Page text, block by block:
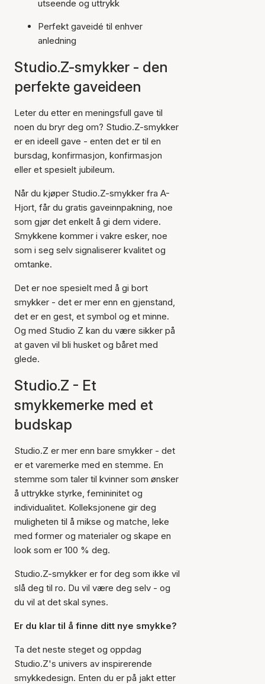
utseende og uttrykk
Perfekt gaveidé til enhver
anledning
Studio.Z-smykker - den
perfekte gaveideen
Leter du etter en meningsfull gave til
noen du bryr deg om? Studio.Z-smykker
er en ideell gave - enten det er til en
bursdag, konfirmasjon, konfirmasjon
eller et spesielt jubileum.
Når du kjøper Studio.Z-smykker fra A-
Hjort, får du gratis gaveinnpakning, noe
som gjør det enkelt å gi dem videre.
Smykkene kommer i vakre esker, noe
som i seg selv signaliserer kvalitet og
omtanke.
Det er noe spesielt med å gi bort
smykker - det er mer enn en gjenstand,
det er en gest, et symbol og et minne.
Og med Studio Z kan du være sikker på
at gaven vil bli husket og båret med
glede.
Studio.Z - Et
smykkemerke med et
budskap
Studio.Z er mer enn bare smykker - det
er et varemerke med en stemme. En
stemme som taler til kvinner som ønsker
å uttrykke styrke, femininitet og
individualitet. Kolleksjonene gir deg
muligheten til å mikse og matche, leke
med former og materialer og skape en
look som er 100 % deg.
Studio.Z-smykker er for deg som ikke vil
slå deg til ro. Du vil være deg selv - og
du vil at det skal synes.
Er du klar til å finne ditt nye smykke?
Ta det neste steget og oppdag
Studio.Z's univers av inspirerende
smykkedesign. Enten du er på jakt etter